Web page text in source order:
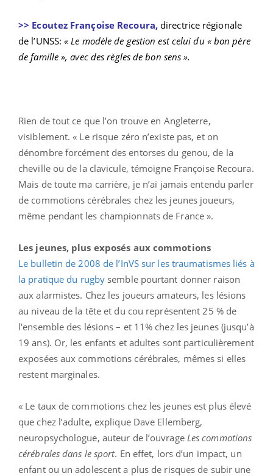
>> Ecoutez Françoise Recoura, directrice régionale
de l’UNSS: « Le modèle de gestion est celui du « bon père
de famille », avec des règles de bon sens ».
Rien de tout ce que l’on trouve en Angleterre,
visiblement. « Le risque zéro n’existe pas, et on
dénombre forcément des entorses du genou, de la
cheville ou de la clavicule, témoigne Françoise Recoura.
Mais de toute ma carrière, je n’ai jamais entendu parler
de commotions cérébrales chez les jeunes joueurs,
même pendant les championnats de France ».
Les jeunes, plus exposés aux commotions
Le bulletin de 2008 de l’InVS sur les traumatismes liés à
la pratique du rugby semble pourtant donner raison
aux alarmistes. Chez les joueurs amateurs, les lésions
au niveau de la tête et du cou représentent 25 % de
l'ensemble des lésions – et 11% chez les jeunes (jusqu’à
19 ans). Or, les enfants et adultes sont particulièrement
exposées aux commotions cérébrales, mêmes si elles
restent marginales.
« Le taux de commotions chez les jeunes est plus élevé
que chez l’adulte, explique Dave Ellemberg,
neuropsychologue, auteur de l’ouvrage Les commotions
cérébrales dans le sport. En effet, lors d’un impact, un
enfant ou un adolescent a plus de risques de subir une